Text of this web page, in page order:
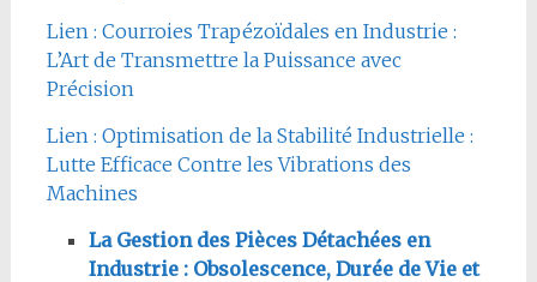
Lien : Courroies Trapézoïdales en Industrie :
L’Art de Transmettre la Puissance avec
Précision
Lien : Optimisation de la Stabilité Industrielle :
Lutte Efficace Contre les Vibrations des
Machines
La Gestion des Pièces Détachées en
Industrie : Obsolescence, Durée de Vie et